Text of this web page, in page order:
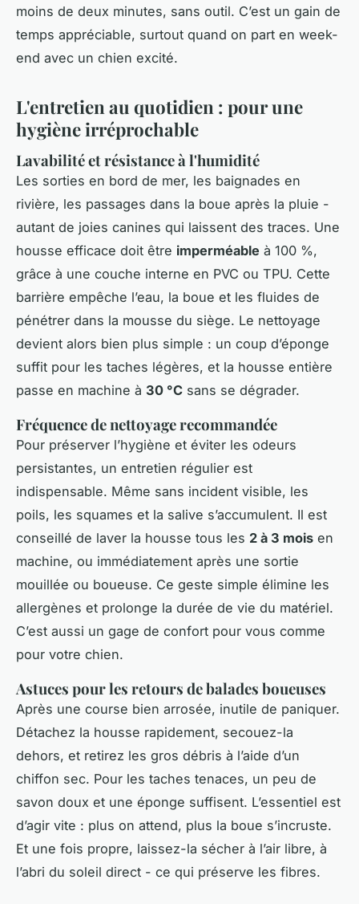
moins de deux minutes, sans outil. C’est un gain de
temps appréciable, surtout quand on part en week-
end avec un chien excité.
L'entretien au quotidien : pour une
hygiène irréprochable
Lavabilité et résistance à l'humidité
Les sorties en bord de mer, les baignades en
rivière, les passages dans la boue après la pluie -
autant de joies canines qui laissent des traces. Une
housse efficace doit être imperméable à 100 %,
grâce à une couche interne en PVC ou TPU. Cette
barrière empêche l’eau, la boue et les fluides de
pénétrer dans la mousse du siège. Le nettoyage
devient alors bien plus simple : un coup d’éponge
suffit pour les taches légères, et la housse entière
passe en machine à 30 °C sans se dégrader.
Fréquence de nettoyage recommandée
Pour préserver l’hygiène et éviter les odeurs
persistantes, un entretien régulier est
indispensable. Même sans incident visible, les
poils, les squames et la salive s’accumulent. Il est
conseillé de laver la housse tous les 2 à 3 mois en
machine, ou immédiatement après une sortie
mouillée ou boueuse. Ce geste simple élimine les
allergènes et prolonge la durée de vie du matériel.
C’est aussi un gage de confort pour vous comme
pour votre chien.
Astuces pour les retours de balades boueuses
Après une course bien arrosée, inutile de paniquer.
Détachez la housse rapidement, secouez-la
dehors, et retirez les gros débris à l’aide d’un
chiffon sec. Pour les taches tenaces, un peu de
savon doux et une éponge suffisent. L’essentiel est
d’agir vite : plus on attend, plus la boue s’incruste.
Et une fois propre, laissez-la sécher à l’air libre, à
l’abri du soleil direct - ce qui préserve les fibres.